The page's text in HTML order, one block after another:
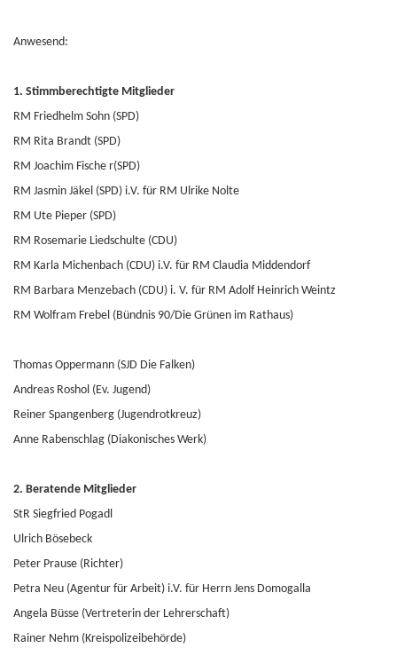
Anwesend:
1. Stimmberechtigte Mitglieder
RM Friedhelm Sohn (SPD)
RM Rita Brandt (SPD)
RM Joachim Fische r(SPD)
RM Jasmin Jäkel (SPD) i.V. für RM Ulrike Nolte
RM Ute Pieper (SPD)
RM Rosemarie Liedschulte (CDU)
RM Karla Michenbach (CDU) i.V. für RM Claudia Middendorf
RM Barbara Menzebach (CDU) i. V. für RM Adolf Heinrich Weintz
RM Wolfram Frebel (Bündnis 90/Die Grünen im Rathaus)
Thomas Oppermann (SJD Die Falken)
Andreas Roshol (Ev. Jugend)
Reiner Spangenberg (Jugendrotkreuz)
Anne Rabenschlag (Diakonisches Werk)
2. Beratende Mitglieder
StR Siegfried Pogadl
Ulrich Bösebeck
Peter Prause (Richter)
Petra Neu (Agentur für Arbeit) i.V. für Herrn Jens Domogalla
Angela Büsse (Vertreterin der Lehrerschaft)
Rainer Nehm (Kreispolizeibehörde)